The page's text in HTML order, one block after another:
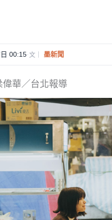
00:15·文｜ 墨新聞
偉華／台北報導